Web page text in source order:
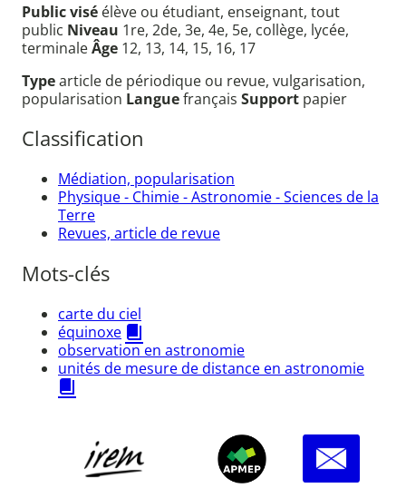
Public visé élève ou étudiant, enseignant, tout
public Niveau 1re, 2de, 3e, 4e, 5e, collège, lycée,
terminaleÂge 12, 13, 14, 15, 16, 17
Typearticle de périodique ou revue, vulgarisation,
popularisation Languefrançais Support papier
Classification
Médiation, popularisation
Physique - Chimie - Astronomie - Sciences de la
Terre
Revues, article de revue
Mots-clés
carte du ciel
équinoxe
observation en astronomie
unités de mesure de distance en astronomie